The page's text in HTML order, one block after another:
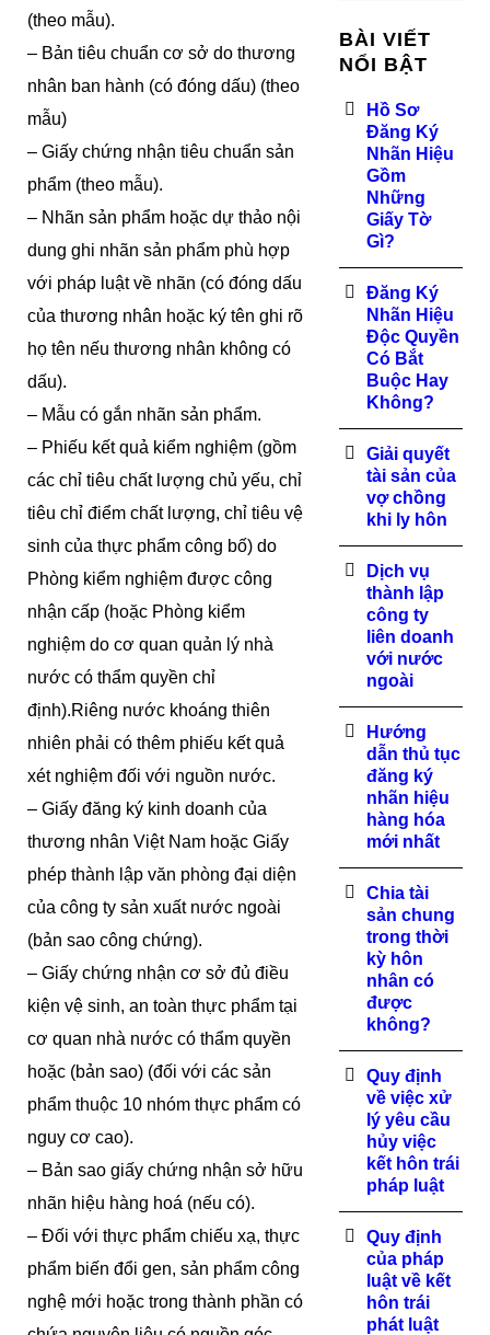
(theo mẫu).
– Bản tiêu chuẩn cơ sở do thương
nhân ban hành (có đóng dấu) (theo
mẫu)
– Giấy chứng nhận tiêu chuẩn sản
phẩm (theo mẫu).
– Nhãn sản phẩm hoặc dự thảo nội
dung ghi nhãn sản phẩm phù hợp
với pháp luật về nhãn (có đóng dấu
của thương nhân hoặc ký tên ghi rõ
họ tên nếu thương nhân không có
dấu).
– Mẫu có gắn nhãn sản phẩm.
– Phiếu kết quả kiểm nghiệm (gồm
các chỉ tiêu chất lượng chủ yếu, chỉ
tiêu chỉ điểm chất lượng, chỉ tiêu vệ
sinh của thực phẩm công bố) do
Phòng kiểm nghiệm được công
nhận cấp (hoặc Phòng kiểm
nghiệm do cơ quan quản lý nhà
nước có thẩm quyền chỉ
định).Riêng nước khoáng thiên
nhiên phải có thêm phiếu kết quả
xét nghiệm đối với nguồn nước.
– Giấy đăng ký kinh doanh của
thương nhân Việt Nam hoặc Giấy
phép thành lập văn phòng đại diện
của công ty sản xuất nước ngoài
(bản sao công chứng).
– Giấy chứng nhận cơ sở đủ điều
kiện vệ sinh, an toàn thực phẩm tại
cơ quan nhà nước có thẩm quyền
hoặc (bản sao) (đối với các sản
phẩm thuộc 10 nhóm thực phẩm có
nguy cơ cao).
– Bản sao giấy chứng nhận sở hữu
nhãn hiệu hàng hoá (nếu có).
– Đối với thực phẩm chiếu xạ, thực
phẩm biến đổi gen, sản phẩm công
nghệ mới hoặc trong thành phần có
BÀI VIẾT
NỔI BẬT
Hồ Sơ
Đăng Ký
Nhãn Hiệu
Gồm
Những
Giấy Tờ
Gì?
Đăng Ký
Nhãn Hiệu
Độc Quyền
Có Bắt
Buộc Hay
Không?
Giải quyết
tài sản của
vợ chồng
khi ly hôn
Dịch vụ
thành lập
công ty
liên doanh
với nước
ngoài
Hướng
dẫn thủ tục
đăng ký
nhãn hiệu
hàng hóa
mới nhất
Chia tài
sản chung
trong thời
kỳ hôn
nhân có
được
không?
Quy định
về việc xử
lý yêu cầu
hủy việc
kết hôn trái
pháp luật
Quy định
của pháp
luật về kết
hôn trái
phát luật